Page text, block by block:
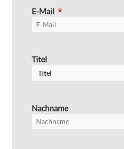
E-Mail
Titel
Nachname